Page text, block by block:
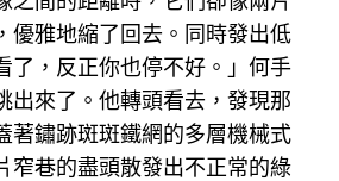
優雅地縮了回去。同時發出低
了，反正你也停不好。」何手
出來了。他轉頭看去，發現那
著鏽跡斑斑鐵網的多層機械式
窄巷的盡頭散發出不正常的綠